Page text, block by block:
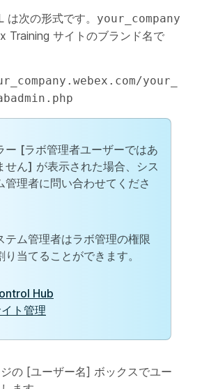
は次の形式です。 your_company
Training サイトのブランド名で
your_
ー [ラボ管理者ユーザーではあ
せん] が表示された場合、シス
管理者に問い合わせてくださ
テム管理者はラボ管理の権限
り当てることができます。
Hub
ト管理
の [ユーザー名] ボックスでユー